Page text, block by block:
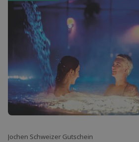
Jochen Schweizer Gutschein